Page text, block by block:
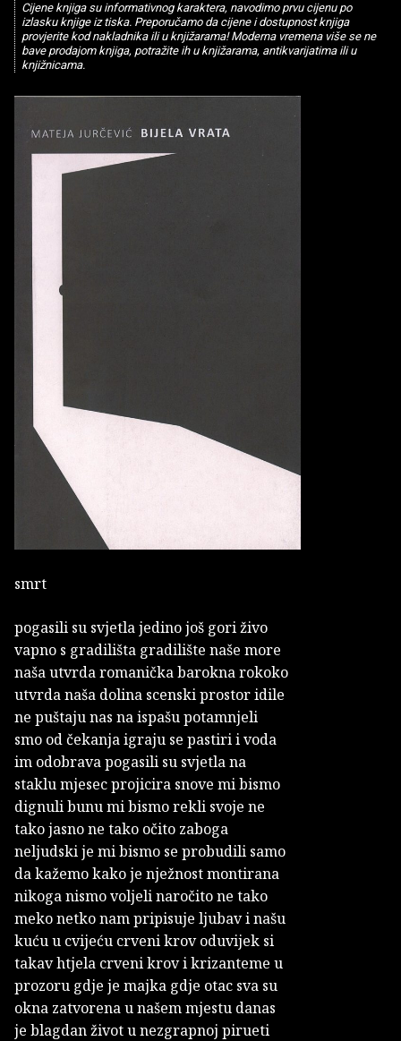
Cijene knjiga su informativnog karaktera, navodimo prvu cijenu po
izlasku knjige iz tiska. Preporučamo da cijene i dostupnost knjiga
provjerite kod nakladnika ili u knjižarama! Moderna vremena više se ne
bave prodajom knjiga, potražite ih u knjižarama, antikvarijatima ili u
knjižnicama.
smrt
pogasili su svjetla jedino još gori živo
vapno s gradilišta gradilište naše more
naša utvrda romanička barokna rokoko
utvrda naša dolina scenski prostor idile
ne puštaju nas na ispašu potamnjeli
smo od čekanja igraju se pastiri i voda
im odobrava pogasili su svjetla na
staklu mjesec projicira snove mi bismo
dignuli bunu mi bismo rekli svoje ne
tako jasno ne tako očito zaboga
neljudski je mi bismo se probudili samo
da kažemo kako je nježnost montirana
nikoga nismo voljeli naročito ne tako
meko netko nam pripisuje ljubav i našu
kuću u cvijeću crveni krov oduvijek si
takav htjela crveni krov i krizanteme u
prozoru gdje je majka gdje otac sva su
okna zatvorena u našem mjestu danas
je blagdan život u nezgrapnoj pirueti